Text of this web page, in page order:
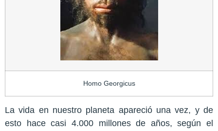
Homo Georgicus
La vida en nuestro planeta apareció una vez, y de
esto hace casi 4.000 millones de años, según el